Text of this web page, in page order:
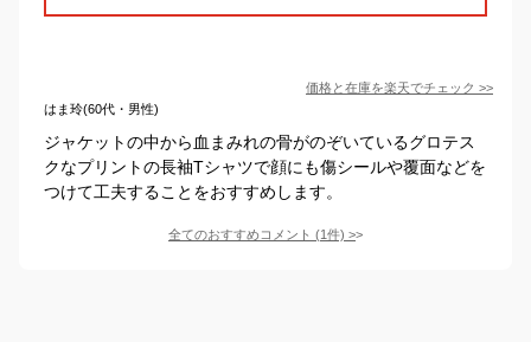
価格と在庫を楽天でチェック >>
はま玲(60代・男性)
ジャケットの中から血まみれの骨がのぞいているグロテス
クなプリントの長袖Tシャツで顔にも傷シールや覆面などを
つけて工夫することをおすすめします。
全てのおすすめコメント (1件) >